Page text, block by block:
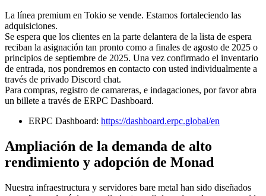
La línea premium en Tokio se vende. Estamos fortaleciendo las
adquisiciones.
Se espera que los clientes en la parte delantera de la lista de espera
reciban la asignación tan pronto como a finales de agosto de 2025 o
principios de septiembre de 2025. Una vez confirmado el inventario
de entrada, nos pondremos en contacto con usted individualmente a
través de privado Discord chat.
Para compras, registro de camareras, e indagaciones, por favor abra
un billete a través de ERPC Dashboard.
ERPC Dashboard: https://dashboard.erpc.global/en
Ampliación de la demanda de alto
rendimiento y adopción de Monad
Nuestra infraestructura y servidores bare metal han sido diseñados